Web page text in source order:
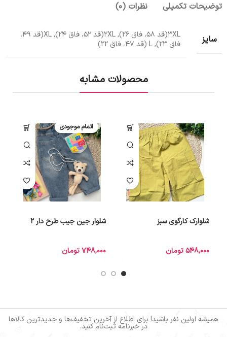
توضیحات تکمیلی نظرات (0)
سایز
3XL(قد 58، فاق 26), 2XL(قد 52، فاق 24), XL(قد 49،
فاق 23), L (قد 47، فاق 22)
محصولات مشابه
شلوارک کارگوی سبز
548,000تومان
اتمام موجودی
شلوار جین جیب طرح دار 2
748,000تومان
همیشه اولین نفر باشید! برای اطلاع از آخرین تخفیف‌ها و جدیدترین کالاها
در خبرنامه ثبت‌نام کنید.